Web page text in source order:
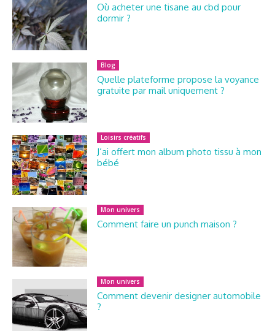
Où acheter une tisane au cbd pour
dormir ?
Blog
Quelle plateforme propose la voyance
gratuite par mail uniquement ?
Loisirs créatifs
J’ai offert mon album photo tissu à mon
bébé
Mon univers
Comment faire un punch maison ?
Mon univers
Comment devenir designer automobile
?